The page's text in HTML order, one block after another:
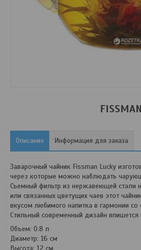
Описание Информация для заказа
Заварочный чайник Fissman Lucky
через которые можно наблюдать
Съемный фильтр из нержавеющей стали
или связанных цветущих чаев этот
вкусом любимого напитка в гармонии со
Стильный современный дизайн
Объем: 0.8 л
Диаметр: 16 см